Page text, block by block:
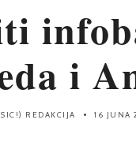
i
REDAKCIJA 16 JUNA